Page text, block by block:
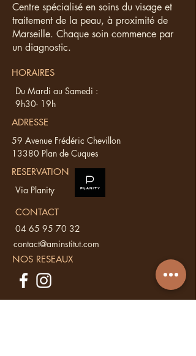
Centre spécialisé en soins du visage et
traitement de la peau, à proximité de
Marseille. Chaque soin commence par
un diagnostic.
HORAIRES
Du Mardi au Samedi :
9h30- 19h
ADRESSE
59 Avenue Frédéric Chevillon
13380 Plan de Cuques
RESERVATION
Via Planity
CONTACT
04 65 95 70 32
contact@aminstitut.com
NOS RESEAUX